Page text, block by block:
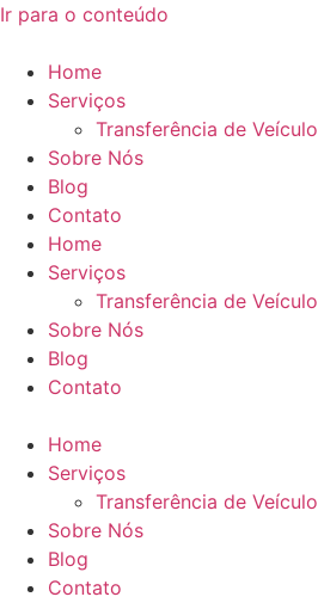
Ir para o conteúdo
Home
Serviços
Transferência de Veículo
Sobre Nós
Blog
Contato
Home
Serviços
Transferência de Veículo
Sobre Nós
Blog
Contato
Home
Serviços
Transferência de Veículo
Sobre Nós
Blog
Contato